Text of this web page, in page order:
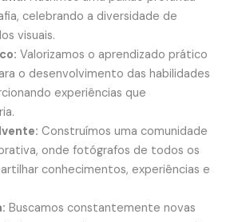
celebrando a diversidade de
visuais.
Valorizamos o aprendizado prático
o desenvolvimento das habilidades
experiências que
Construímos uma comunidade
onde fotógrafos de todos os
conhecimentos, experiências e
Buscamos constantemente novas